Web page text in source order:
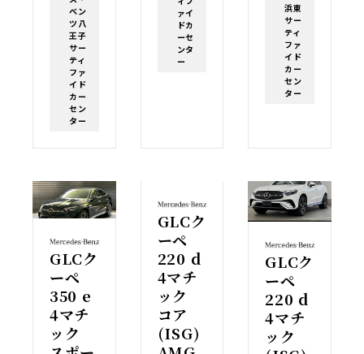
ベン
ツ八
王子
サー
ティ
ファ
イド
カー
セン
ター
ァイ
ドカ
ーセ
ンタ
ー
浜東
サー
ティ
ファ
イド
カー
セン
ター
GLCク
ーペ
350 e
4マチ
ック
GLCク
ーペ
220 d
4マチ
ック
コア
(ISG)
GLCク
ーペ
220 d
4マチ
ック